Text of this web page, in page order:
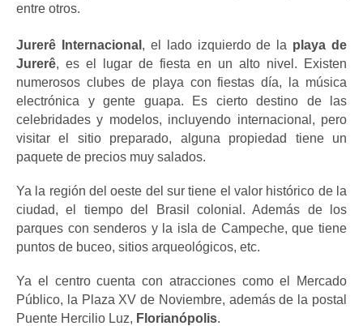
entre otros.
Jurerê Internacional , el lado izquierdo de la playa de
Jurerê, es el lugar de fiesta en un alto nivel. Existen
numerosos clubes de playa con fiestas día, la música
electrónica y gente guapa. Es cierto destino de las
celebridades y modelos, incluyendo internacional, pero
visitar el sitio preparado, alguna propiedad tiene un
paquete de precios muy salados.
Ya la región del oeste del sur tiene el valor histórico de la
ciudad, el tiempo del Brasil colonial. Además de los
parques con senderos y la isla de Campeche, que tiene
puntos de buceo, sitios arqueológicos, etc.
Ya el centro cuenta con atracciones como el Mercado
Público, la Plaza XV de Noviembre, además de la postal
Puente Hercilio Luz, Florianópolis.